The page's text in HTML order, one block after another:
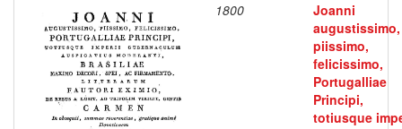
1800
Joanni
augustissimo,
piissimo,
felicissimo,
Portugalliae
Principi,
totiusque